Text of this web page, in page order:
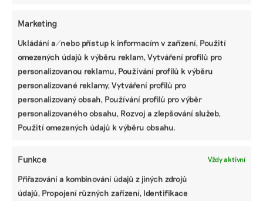
Marketing
Ukládání a/nebo přístup k informacím v zařízení, Použití
omezených údajů k výběru reklam, Vytváření profilů pro
personalizovanou reklamu, Používání profilů k výběru
personalizované reklamy, Vytváření profilů pro
personalizovaný obsah, Používání profilů pro výběr
personalizovaného obsahu, Rozvoj a zlepšování služeb,
Použití omezených údajů k výběru obsahu.
Funkce Vždy aktivní
Přiřazování a kombinování údajů z jiných zdrojů
údajů, Propojení různých zařízení, Identifikace
SDÍLET
FacebookX LinkedIn
PODOBNÉ PŘÍSPĚVKY